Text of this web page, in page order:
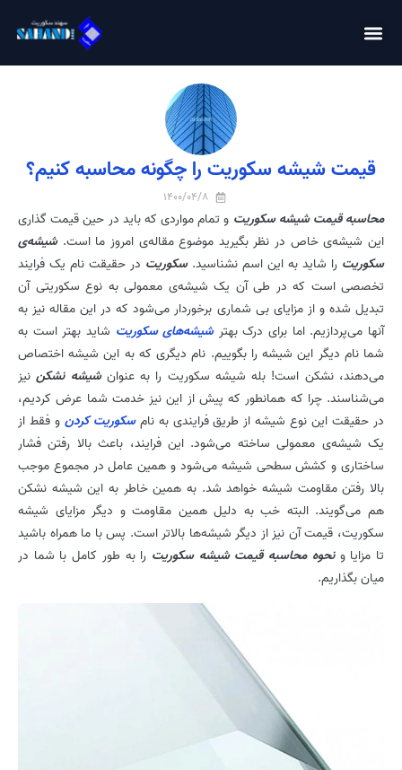
قیمت شیشه سکوریت را چگونه محاسبه کنیم؟
1400/04/8
محاسبه قیمت شیشه سکوریت و تمام مواردی که باید در حین قیمت گذاری
این شیشه‌ی خاص در نظر بگیرید موضوع مقاله‌ی امروز ما است.شیشه‌ی
سکوریت را شاید به این اسم نشناسید.سکوریت در حقیقت نام یک فرایند
تخصصی است که در طی آن یک شیشه‌ی معمولی به نوع سکوریتی آن
تبدیل شده و از مزایای بی شماری برخوردار می‌شود که در این مقاله نیز به
آنها می‌پردازیم. اما برای درک بهترشیشه‌های سکوریت شاید بهتر است به
شما نام دیگر این شیشه را بگوییم. نام دیگری که به این شیشه اختصاص
می‌دهند، نشکن است! بله شیشه سکوریت را به عنوانشیشه نشکننیز
می‌شناسند. چرا که همانطور که پیش از این نیز خدمت شما عرض کردیم،
در حقیقت این نوع شیشه از طریق فرایندی به نامسکوریت کردن و فقط از
یک شیشه‌ی معمولی ساخته می‌شود. این فرایند، باعث بالا رفتن فشار
ساختاری و کشش سطحی شیشه می‌شود و همین عامل در مجموع موجب
بالا رفتن مقاومت شیشه خواهد شد. به همین خاطر به این شیشه نشکن
هم می‌گویند. البته خب به دلیل همین مقاومت و دیگر مزایای شیشه
سکوریت، قیمت آن نیز از دیگر شیشه‌ها بالاتر است. پس با ما همراه باشید
تا مزایا ونحوه محاسبه قیمت شیشه سکوریت را به طور کامل با شما در
میان بگذاریم.